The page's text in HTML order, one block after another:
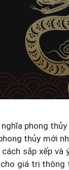
phong
thủy mới
sắp xếp và
giá trị